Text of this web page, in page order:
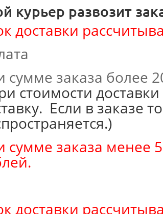
курьер развозит
доставки
сумме заказа более
стоимости
Если в заказе
сумме заказа менее
доставки